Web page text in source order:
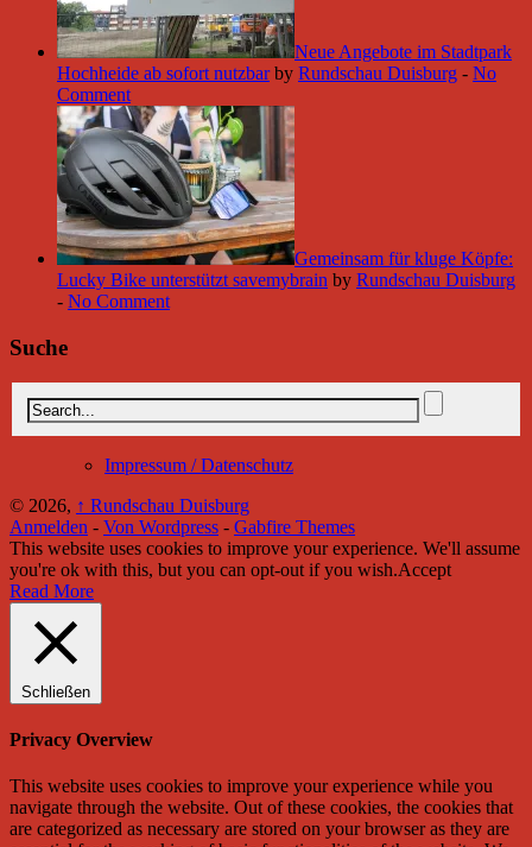
Neue Angebote im Stadtpark
Hochheide ab sofort nutzbar by Rundschau Duisburg - No
Comment
Gemeinsam für kluge Köpfe:
Lucky Bike unterstützt savemybrain by Rundschau Duisburg
- No Comment
Suche
Impressum / Datenschutz
© 2026, ↑ Rundschau Duisburg
Anmelden - Von Wordpress - Gabfire Themes
This website uses cookies to improve your experience. We'll assume
you're ok with this, but you can opt-out if you wish.Accept
Read More
Schließen
Privacy Overview
This website uses cookies to improve your experience while you
navigate through the website. Out of these cookies, the cookies that
are categorized as necessary are stored on your browser as they are